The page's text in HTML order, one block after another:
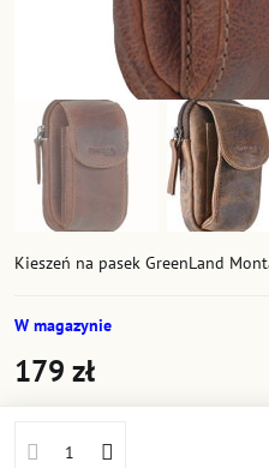
Kieszeń na pasek GreenLand
W magazynie
179 zł